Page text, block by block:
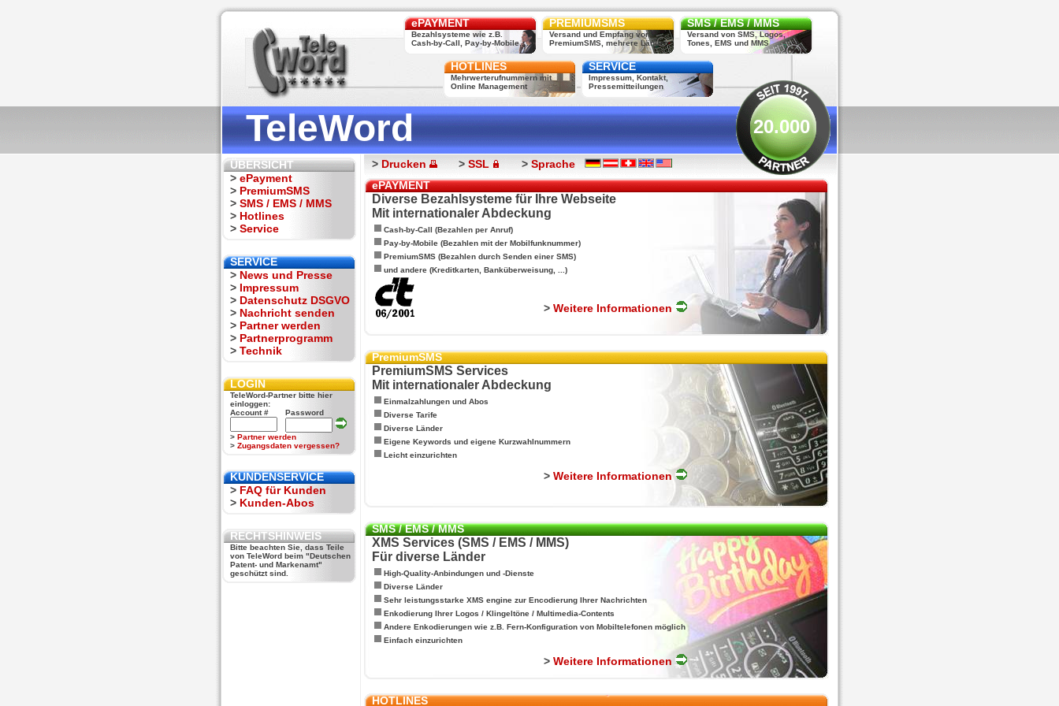
ePAYMENT
Bezahlsysteme wie z.B.
Cash-by-Call, Pay-by-Mobile, ...
PREMIUMSMS
Versand und Empfang von
PremiumSMS, mehrere Länder
SMS / EMS / MMS
Versand von SMS, Logos,
Tones, EMS und MMS
HOTLINES
Mehrwerterufnummern mit
Online Management
SERVICE
Impressum, Kontakt,
Pressemitteilungen
TeleWord 20.000
ÜBERSICHT
> ePayment
> PremiumSMS
> SMS / EMS / MMS
> Hotlines
> Service
SERVICE
> News und Presse
> Impressum
> Datenschutz DSGVO
> Nachricht senden
> Partner werden
> Partnerprogramm
> Technik
LOGIN
TeleWord-Partner bitte hier
einloggen:
Account #
Password
> Partner werden
> Zugangsdaten vergessen?
KUNDENSERVICE
> FAQ für Kunden
> Kunden-Abos
RECHTSHINWEIS
Bitte beachten Sie, dass Teile
von TeleWord beim "Deutschen
Patent- und Markenamt"
geschützt sind.
> Drucken > SSL > Sprache
ePAYMENT
Diverse Bezahlsysteme für Ihre Webseite
Mit internationaler Abdeckung
Cash-by-Call (Bezahlen per Anruf)
Pay-by-Mobile (Bezahlen mit der Mobilfunknummer)
PremiumSMS (Bezahlen durch Senden einer SMS)
und andere (Kreditkarten, Banküberweisung, ...)
> Weitere Informationen
PremiumSMS
PremiumSMS Services
Mit internationaler Abdeckung
Einmalzahlungen und Abos
Diverse Tarife
Diverse Länder
Eigene Keywords und eigene Kurzwahlnummern
Leicht einzurichten
> Weitere Informationen
SMS / EMS / MMS
XMS Services (SMS / EMS / MMS)
Für diverse Länder
High-Quality-Anbindungen und -Dienste
Diverse Länder
Sehr leistungsstarke XMS engine zur Encodierung Ihrer Nachrichten
Enkodierung Ihrer Logos / Klingeltöne / Multimedia-Contents
Andere Enkodierungen wie z.B. Fern-Konfiguration von Mobiltelefonen möglich
Einfach einzurichten
> Weitere Informationen
HOTLINES